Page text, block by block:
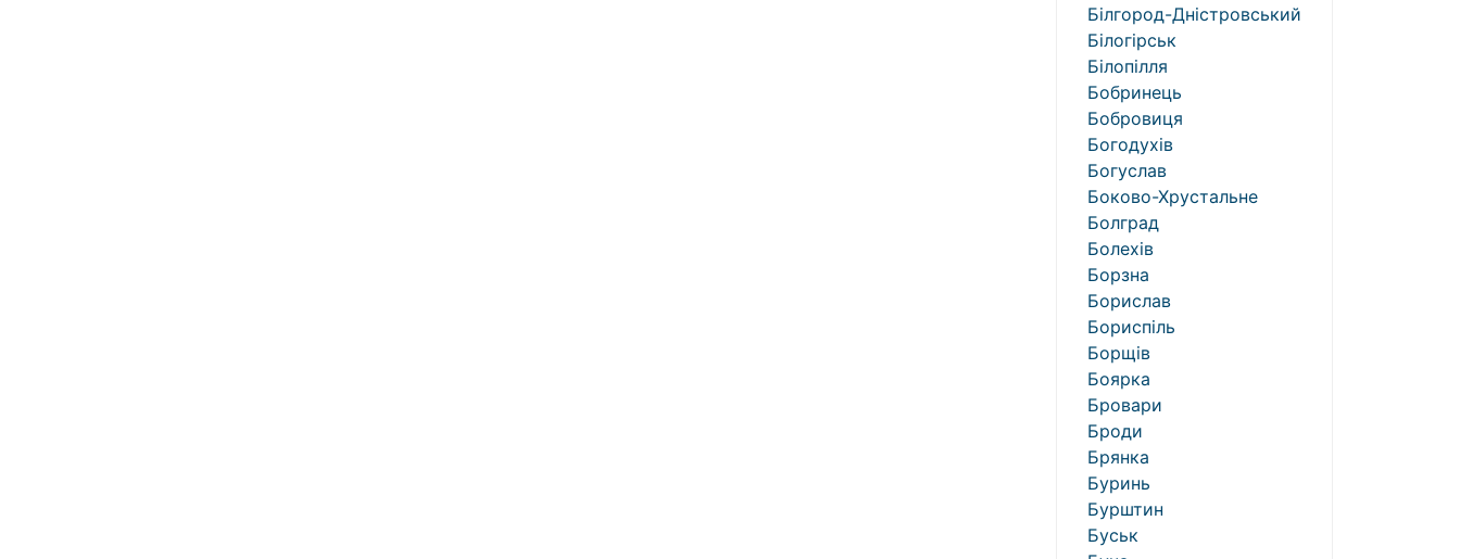
Білгород-Дністровський
Білогірськ
Білопілля
Бобринець
Бобровиця
Богодухів
Богуслав
Боково-Хрустальне
Болград
Болехів
Борзна
Борислав
Бориспіль
Борщів
Боярка
Бровари
Броди
Брянка
Буринь
Бурштин
Буськ